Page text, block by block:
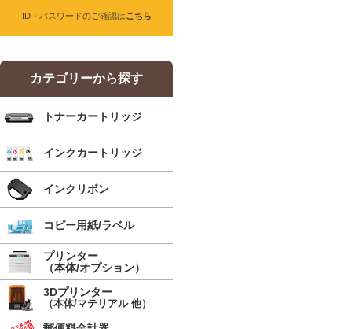
ID・パスワードのご確認はこちら
カテゴリーから探す
トナーカートリッジ
インクカートリッジ
インクリボン
コピー用紙/ラベル
プリンター
（本体/オプション）
3Dプリンター
（本体/マテリアル 他）